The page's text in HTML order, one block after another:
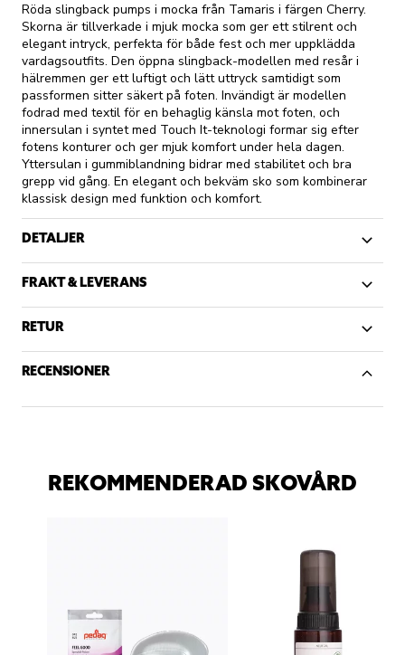
Röda slingback pumps i mocka från Tamaris i färgen Cherry.
Skorna är tillverkade i mjuk mocka som ger ett stilrent och
elegant intryck, perfekta för både fest och mer uppklädda
vardagsoutfits. Den öppna slingback-modellen med resår i
hälremmen ger ett luftigt och lätt uttryck samtidigt som
passformen sitter säkert på foten. Invändigt är modellen
fodrad med textil för en behaglig känsla mot foten, och
innersulan i syntet med Touch It-teknologi formar sig efter
fotens konturer och ger mjuk komfort under hela dagen.
Yttersulan i gummiblandning bidrar med stabilitet och bra
grepp vid gång. En elegant och bekväm sko som kombinerar
klassisk design med funktion och komfort.
DETALJER
FRAKT & LEVERANS
RETUR
RECENSIONER
REKOMMENDERAD SKOVÅRD